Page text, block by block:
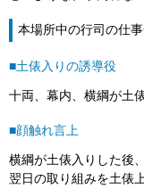
本場所中の行司の仕
■土俵入りの誘導役
十両、幕内、横綱が土
■顔触れ言上
横綱が土俵入りした後
翌日の取り組みを土俵